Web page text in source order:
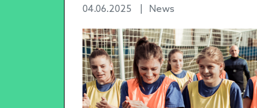
04.06.2025 News